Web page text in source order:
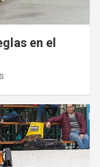
en el